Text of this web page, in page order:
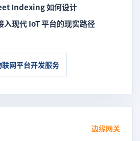
Indexing 如何设计
入现代 IoT 平台的现实路径
联网平台开发服务
边缘网关